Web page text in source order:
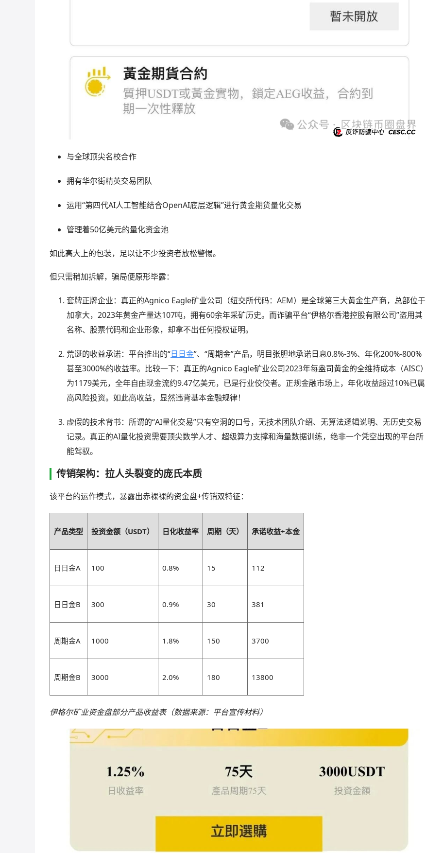
与全球顶尖名校合作
拥有华尔街精英交易团队
运用“第四代AI人工智能结合OpenAI底层逻辑”进行黄金期货量化交易
管理着50亿美元的量化资金池
如此高大上的包装，足以让不少投资者放松警惕。
但只需稍加拆解，骗局便原形毕露：
套牌正牌企业：真正的Agnico Eagle矿业公司（纽交所代码：AEM）是全球第三大黄金生产商，总部位于
加拿大，2023年黄金产量达107吨，拥有60余年采矿历史。而诈骗平台“伊格尔香港控股有限公司”盗用其
名称、股票代码和企业形象，却拿不出任何授权证明。
荒诞的收益承诺：平台推出的“日日金”、“周期金”产品，明目张胆地承诺日息0.8%-3%、年化200%-800%
甚至3000%的收益率。比较一下：真正的Agnico Eagle矿业公司2023年每盎司黄金的全维持成本（AISC）
为1179美元，全年自由现金流约9.47亿美元，已是行业佼佼者。正规金融市场上，年化收益超过10%已属
高风险投资。如此高收益，显然违背基本金融规律！
虚假的技术背书：所谓的“AI量化交易”只有空洞的口号，无技术团队介绍、无算法逻辑说明、无历史交易
记录。真正的AI量化投资需要顶尖数学人才、超级算力支撑和海量数据训练，绝非一个凭空出现的平台所
能驾驭。
传销架构：拉人头裂变的庞氏本质
该平台的运作模式，暴露出赤裸裸的资金盘+传销双特征：
产品类型 投资金额（USDT） 日化收益率 周期（天） 承诺收益+本金
日日金A 100 0.8% 15 112
日日金B 300 0.9% 30 381
周期金A 1000 1.8% 150 3700
周期金B 3000 2.0% 180 13800
伊格尔矿业资金盘部分产品收益表（数据来源：平台宣传材料）